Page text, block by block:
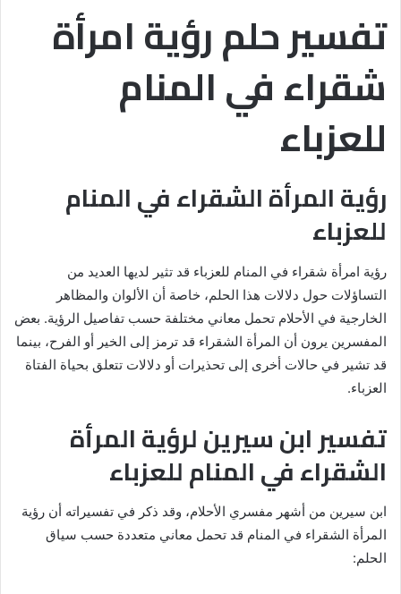
تفسير حلم رؤية امرأة
شقراء في المنام
للعزباء
رؤية المرأة الشقراء في المنام
للعزباء
رؤية امرأة شقراء في المنام للعزباء قد تثير لديها العديد من
التساؤلات حول دلالات هذا الحلم، خاصة أن الألوان والمظاهر
الخارجية في الأحلام تحمل معاني مختلفة حسب تفاصيل الرؤية. بعض
المفسرين يرون أن المرأة الشقراء قد ترمز إلى الخير أو الفرح، بينما
قد تشير في حالات أخرى إلى تحذيرات أو دلالات تتعلق بحياة الفتاة
العزباء.
تفسير ابن سيرين لرؤية المرأة
الشقراء في المنام للعزباء
ابن سيرين من أشهر مفسري الأحلام، وقد ذكر في تفسيراته أن رؤية
المرأة الشقراء في المنام قد تحمل معاني متعددة حسب سياق
الحلم: